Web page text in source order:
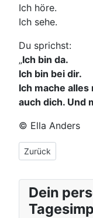
Ich höre.
Ich sehe.
Du sprichst:
„Ich bin da.
Ich bin bei dir.
Ich mache alles
auch dich. Und
© Ella Anders
Vorheriger
Zurück
Dein